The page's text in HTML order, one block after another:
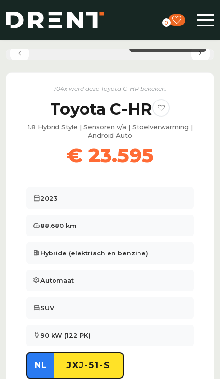
favorite
0
chevron_right
chevron_left
photo_libraryBekijk alle foto's
704x werd deze Toyota C-HR bekeken.
Toyota C-HR favorite
1.8 Hybrid Style | Sensoren v/a | Stoelverwarming |
Android Auto
€ 23.595
calendar_today2023
speed88.680 km
local_gas_station Hybride (elektrisch en benzine)
settingsAutomaat
directions_carSUV
power 90 kW (122 PK)
NL JXJ-51-S